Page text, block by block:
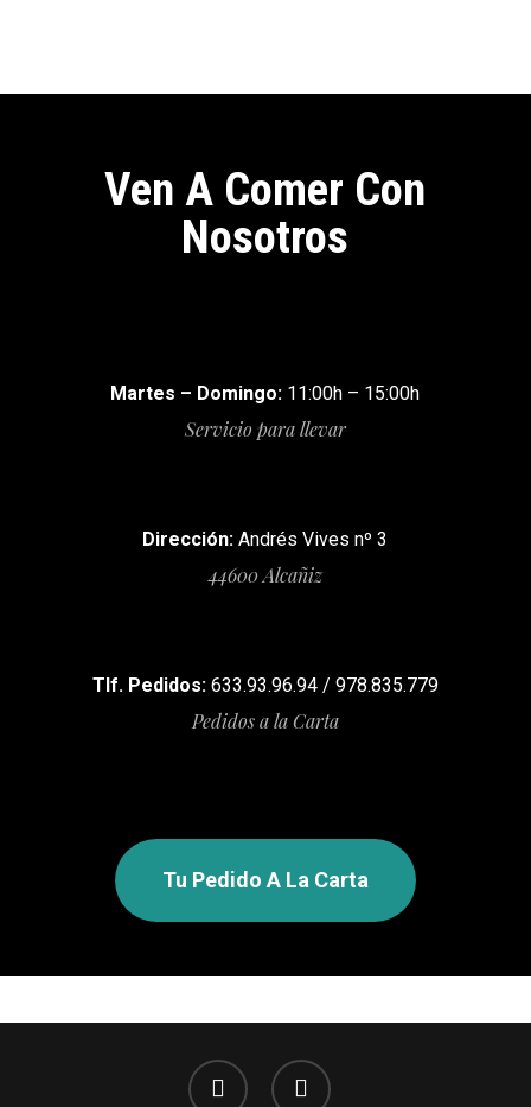
Ven A Comer Con
Nosotros
Martes – Domingo: 11:00h – 15:00h
Servicio para llevar
Dirección: Andrés Vives nº 3
44600 Alcañiz
Tlf. Pedidos:633.93.96.94 / 978.835.779
Pedidos a la Carta
Tu Pedido A La Carta
facebook instagram